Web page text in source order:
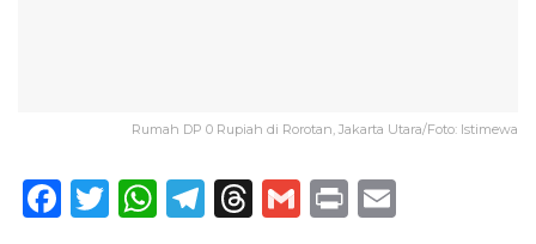
Rumah DP 0 Rupiah di Rorotan, Jakarta Utara/Foto: Istimewa
F
T
W T
T
G P